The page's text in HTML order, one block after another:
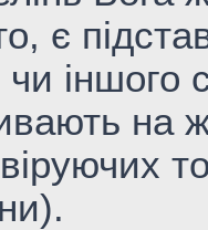
є
чи іншого
на